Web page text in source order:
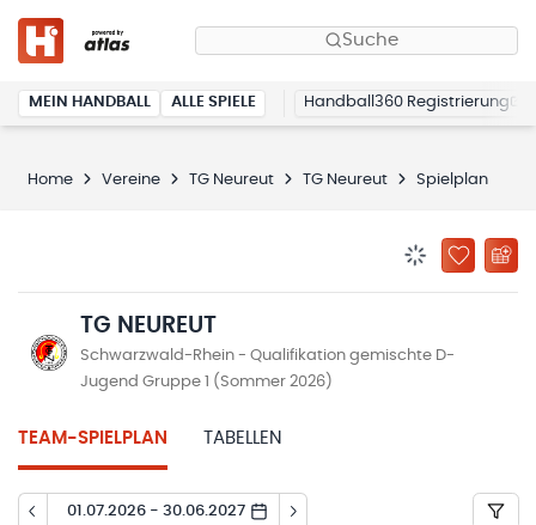
Suche
MEIN HANDBALL ALLE SPIELE Handball360 Registrierung
Home Vereine TG Neureut TG Neureut Spielplan
ZU
TG NEUREUT
Schwarzwald-Rhein - Qualifikation gemischte D-
Jugend Gruppe 1 (Sommer 2026)
TEAM-SPIELPLAN TABELLEN
01.07.2026 - 30.06.2027